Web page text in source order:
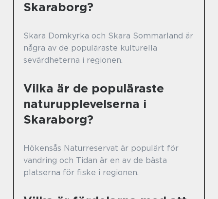
Skaraborg?
Skara Domkyrka och Skara Sommarland är
några av de populäraste kulturella
sevärdheterna i regionen.
Vilka är de populäraste
naturupplevelserna i
Skaraborg?
Hökensås Naturreservat är populärt för
vandring och Tidan är en av de bästa
platserna för fiske i regionen.